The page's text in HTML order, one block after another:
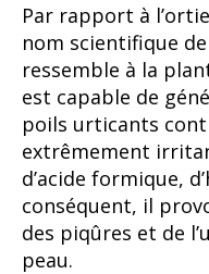
Par rapport à
nom scientifique de
ressemble à la
est capable de
poils urticants
extrêmement
d’acide formique,
conséquent, il
des piqûres et de
peau.